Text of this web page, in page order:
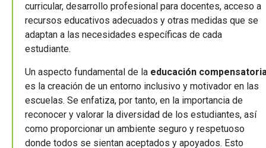
curricular, desarrollo profesional para docentes, acceso a
recursos educativos adecuados y otras medidas que se
adaptan a las necesidades específicas de cada
estudiante.
Un aspecto fundamental de la educación
es la creación de un entorno inclusivo y motivador en las
escuelas. Se enfatiza, por tanto, en la importancia de
reconocer y valorar la diversidad de los estudiantes, así
como proporcionar un ambiente seguro y respetuoso
donde todos se sientan aceptados y apoyados. Esto